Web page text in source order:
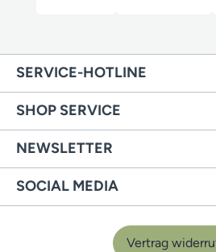
SERVICE-HOTLINE
SHOP SERVICE
NEWSLETTER
SOCIAL MEDIA
Vertrag